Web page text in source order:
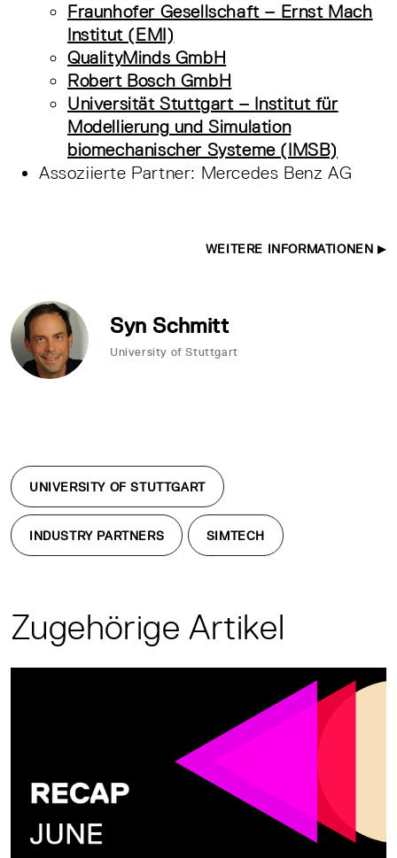
Fraunhofer Gesellschaft – Ernst Mach
Institut (EMI)
QualityMinds GmbH
Robert Bosch GmbH
Universität Stuttgart – Institut für
Modellierung und Simulation
biomechanischer Systeme (IMSB)
Assoziierte Partner: Mercedes Benz AG
WEITERE INFORMATIONEN
Syn Schmitt
University of Stuttgart
UNIVERSITY OF STUTTGART
INDUSTRY PARTNERS SIMTECH
Zugehörige Artikel